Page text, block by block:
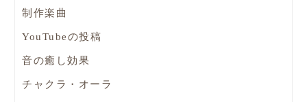
制作楽曲
YouTubeの投稿
音の癒し効果
チャクラ・オーラ